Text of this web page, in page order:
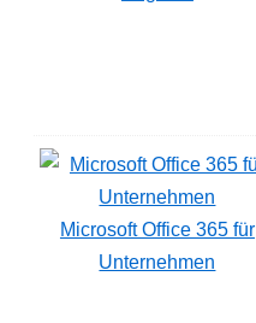
Microsoft Office 365 für
Unternehmen